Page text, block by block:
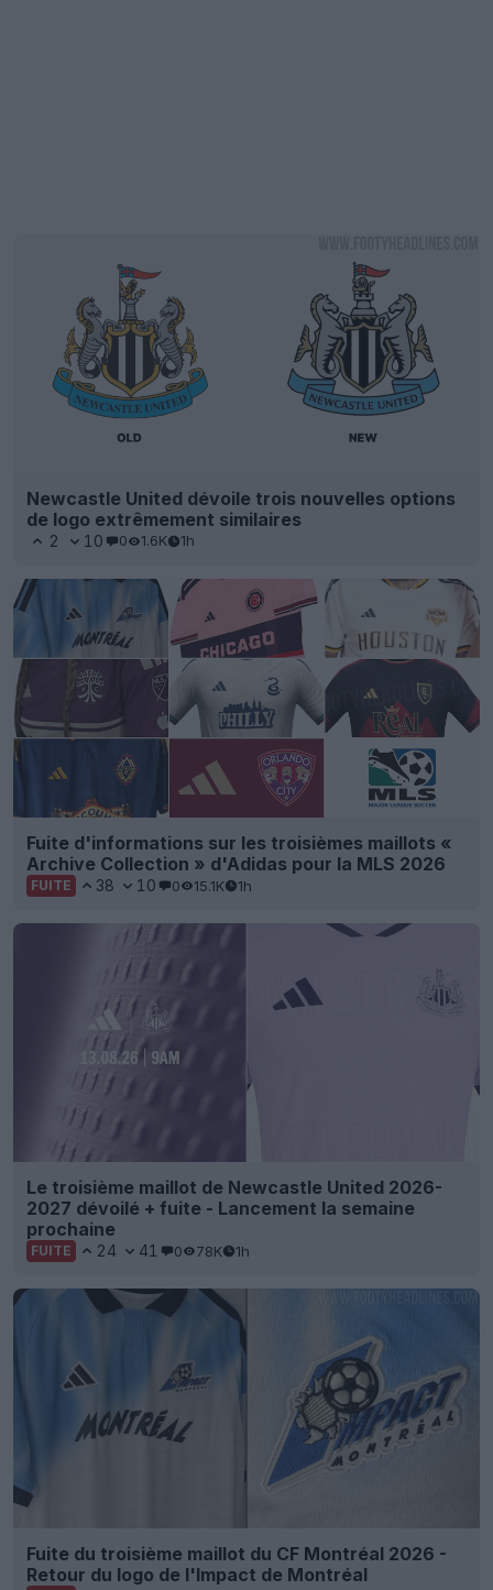
Newcastle United dévoile trois nouvelles options
de logo extrêmement similaires
2 10 0 1.6K 1h
Fuite d'informations sur les troisièmes maillots «
Archive Collection » d'Adidas pour la MLS 2026
FUITE 38 10 0 15.1K 1h
Le troisième maillot de Newcastle United 2026-
2027 dévoilé + fuite - Lancement la semaine
prochaine
FUITE 24 41 0 78K 1h
Fuite du troisième maillot du CF Montréal 2026 -
Retour du logo de l'Impact de Montréal